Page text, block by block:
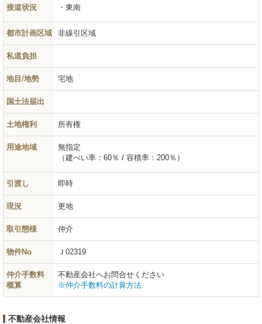
接道状況 東南
都市計画区域 非線引区域
私道負担
地目/地勢 宅地
国土法届出
土地権利 所有権
用途地域
無指定
（建ぺい率：60％ / 容積率：200％）
引渡し 即時
現況 更地
取引態様 仲介
物件No Ｊ02319
仲介手数料
概算
不動産会社へお問合せください
※仲介手数料の計算方法
不動産会社情報